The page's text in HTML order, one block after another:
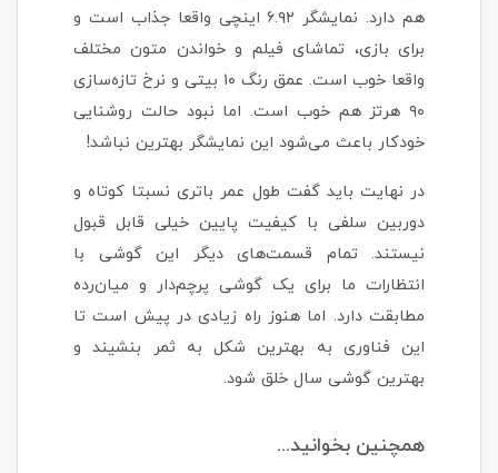
هم دارد. نمایشگر ۶.۹۲ اینچی واقعا جذاب است و
برای بازی، تماشای فیلم و خواندن متون مختلف
واقعا خوب است. عمق رنگ ۱۰ بیتی و نرخ تازه‌سازی
۹۰ هرتز هم خوب است. اما نبود حالت روشنایی
خودکار باعث می‌شود این نمایشگر بهترین نباشد!
در نهایت باید گفت طول عمر باتری نسبتا کوتاه و
دوربین سلفی با کیفیت پایین خیلی قابل قبول
نیستند. تمام قسمت‌های دیگر این گوشی با
انتظارات ما برای یک گوشی پرچم‌دار و میان‌رده
مطابقت دارد. اما هنوز راه زیادی در پیش است تا
این فناوری به بهترین شکل به ثمر بنشیند و
بهترین گوشی سال خلق شود.
همچنین بخوانید...